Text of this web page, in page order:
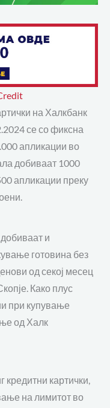
на Халкбанк
се со фиксна
апликации во
добиваат 1000
апликации преку
и
готовина без
од секој месец
Како плус
при купување
од Халк
кредитни картички,
на лимитот во